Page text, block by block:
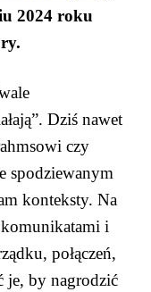
2024 roku
Dziś nawet
czy
spodziewanym
konteksty. Na
i
połączeń,
je, by nagrodzić